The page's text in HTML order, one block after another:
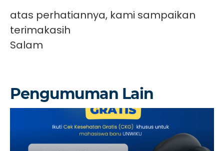
atas perhatiannya, kami sampaikan
terimakasih
Salam
Pengumuman Lain